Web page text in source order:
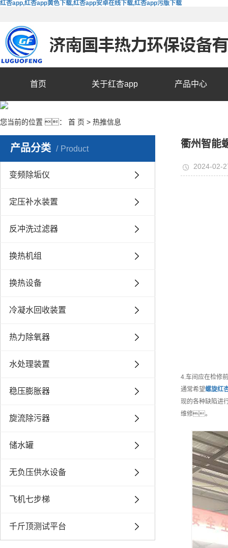
红杏app,红杏app黄色下载,红杏app安卓在线下载,红杏app污版下载
首页 关于红杏app 产品中心
您当前的位置 ： 首 页 > 热推信息
产品分类 Product
变频除垢仪
定压补水装置
反冲洗过滤器
换热机组
换热设备
冷凝水回收装置
热力除氧器
水处理装置
稳压膨胀器
旋流除污器
储水罐
无负压供水设备
飞机七步梯
千斤顶测试平台
衢州智能
2024-02-
4.车间应在检
通常希望螺旋红
现的各种缺陷进
维修。